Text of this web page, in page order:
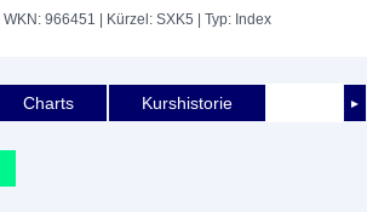
| WKN: 966451 | Kürzel: SXK5 | Typ: Index
►
Charts Kurshistorie